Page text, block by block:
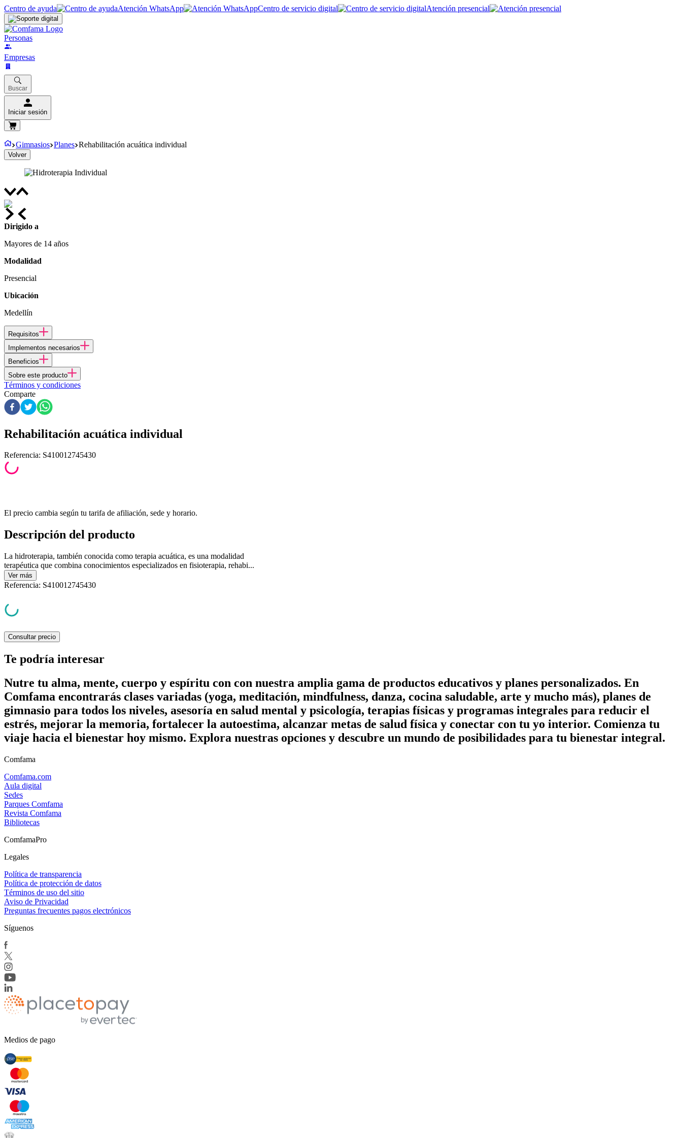
Centro de ayuda Atención WhatsApp Centro de servicio digital Atención presencial
Personas
Empresas
Buscar
Iniciar sesión
Gimnasios Planes Rehabilitación acuática individual
Volver
Dirigido a
Mayores de 14 años
Modalidad
Presencial
Ubicación
Medellín
Requisitos
Implementos necesarios
Beneficios
Sobre este producto
Términos y condiciones
Comparte
Rehabilitación acuática individual
Referencia: S410012745430
El precio cambia según tu tarifa de afiliación, sede y horario.
Descripción del producto
La hidroterapia, también conocida como terapia acuática, es una modalidad
terapéutica que combina conocimientos especializados en fisioterapia, rehabi...
Ver más
Referencia: S410012745430
Consultar precio
Te podría interesar
Nutre tu alma, mente, cuerpo y espíritu con con nuestra amplia gama de productos educativos y planes personalizados. En
Comfama encontrarás clases variadas (yoga, meditación, mindfulness, danza, cocina saludable, arte y mucho más), planes de
gimnasio para todos los niveles, asesoría en salud mental y psicología, terapias físicas y programas integrales para reducir el
estrés, mejorar la memoria, fortalecer la autoestima, alcanzar metas de salud física y conectar con tu yo interior. Comienza tu
viaje hacia el bienestar hoy mismo. Explora nuestras opciones y descubre un mundo de posibilidades para tu bienestar integral.
Comfama
Comfama.com
Aula digital
Sedes
Parques Comfama
Revista Comfama
Bibliotecas
ComfamaPro
Legales
Política de transparencia
Política de protección de datos
Términos de uso del sitio
Aviso de Privacidad
Preguntas frecuentes pagos electrónicos
Síguenos
Medios de pago